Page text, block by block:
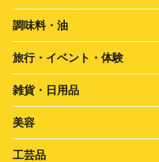
調味料・油
旅行・イベント・体験
雑貨・日用品
美容
工芸品